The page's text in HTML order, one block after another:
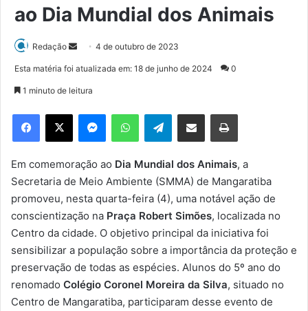
ao Dia Mundial dos Animais
Redação
d
e
m
e
-
m
a
4 de outubro de 2023
Esta matéria foi atualizada em: 18 de junho de 2024 0
1 minuto de leitura
Telegram
Em comemoração ao Dia Mundial dos Animais, a
Secretaria de Meio Ambiente (SMMA) de Mangaratiba
promoveu, nesta quarta-feira (4), uma notável ação de
conscientização na Praça Robert Simões, localizada no
Centro da cidade. O objetivo principal da iniciativa foi
sensibilizar a população sobre a importância da proteção e
preservação de todas as espécies. Alunos do 5º ano do
renomado Colégio Coronel Moreira da Silva, situado no
Centro de Mangaratiba, participaram desse evento de